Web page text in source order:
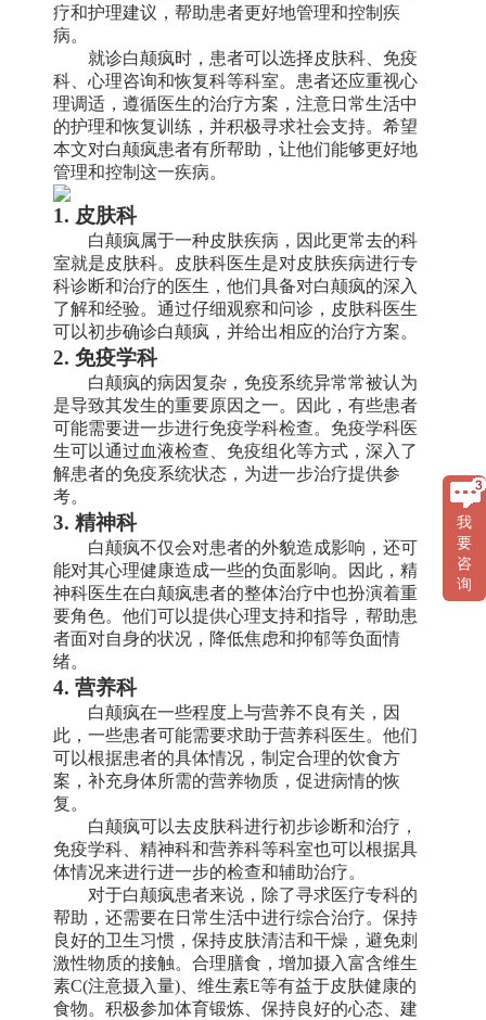
疗和护理建议，帮助患者更好地管理和控制疾
病。
就诊白颠疯时，患者可以选择皮肤科、免疫
科、心理咨询和恢复科等科室。患者还应重视心
理调适，遵循医生的治疗方案，注意日常生活中
的护理和恢复训练，并积极寻求社会支持。希望
本文对白颠疯患者有所帮助，让他们能够更好地
管理和控制这一疾病。
1. 皮肤科
白颠疯属于一种皮肤疾病，因此更常去的科
室就是皮肤科。皮肤科医生是对皮肤疾病进行专
科诊断和治疗的医生，他们具备对白颠疯的深入
了解和经验。通过仔细观察和问诊，皮肤科医生
可以初步确诊白颠疯，并给出相应的治疗方案。
2. 免疫学科
白颠疯的病因复杂，免疫系统异常常被认为
是导致其发生的重要原因之一。因此，有些患者
可能需要进一步进行免疫学科检查。免疫学科医
生可以通过血液检查、免疫组化等方式，深入了
解患者的免疫系统状态，为进一步治疗提供参
考。
3. 精神科
白颠疯不仅会对患者的外貌造成影响，还可
能对其心理健康造成一些的负面影响。因此，精
神科医生在白颠疯患者的整体治疗中也扮演着重
要角色。他们可以提供心理支持和指导，帮助患
者面对自身的状况，降低焦虑和抑郁等负面情
绪。
4. 营养科
白颠疯在一些程度上与营养不良有关，因
此，一些患者可能需要求助于营养科医生。他们
可以根据患者的具体情况，制定合理的饮食方
案，补充身体所需的营养物质，促进病情的恢
复。
白颠疯可以去皮肤科进行初步诊断和治疗，
免疫学科、精神科和营养科等科室也可以根据具
体情况来进行进一步的检查和辅助治疗。
对于白颠疯患者来说，除了寻求医疗专科的
帮助，还需要在日常生活中进行综合治疗。保持
良好的卫生习惯，保持皮肤清洁和干燥，避免刺
激性物质的接触。合理膳食，增加摄入富含维生
素C(注意摄入量)、维生素E等有益于皮肤健康的
食物。积极参加体育锻炼、保持良好的心态、建
我
要
咨
询